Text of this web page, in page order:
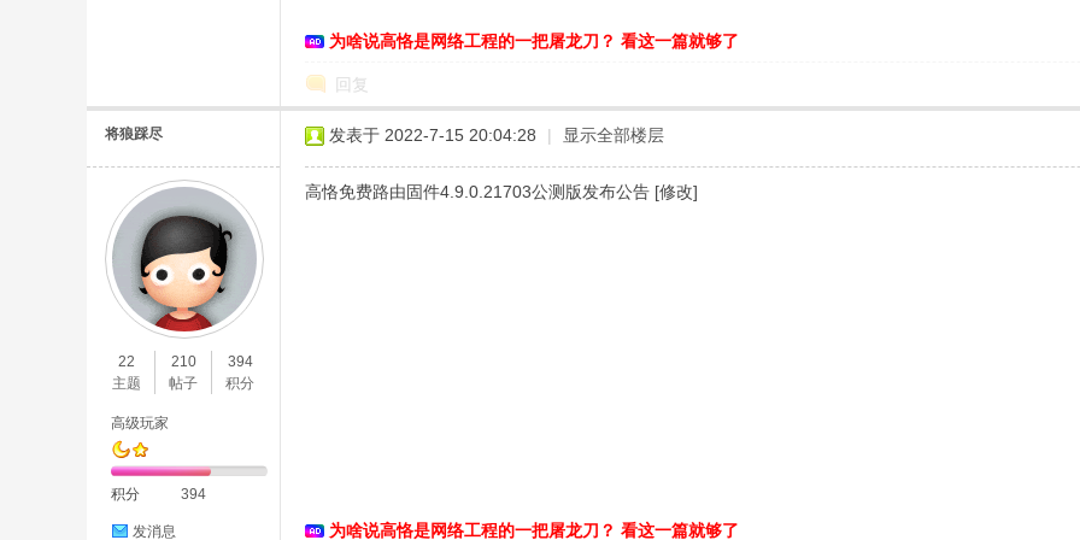
为啥说高恪是网络工程的一把屠龙刀？ 看这一篇就够了
回复
将狼踩尽
22
主题
210
帖子
394
积分
高级玩家
积分 394
发消息
发表于 2022-7-15 20:04:28 | 显示全部楼层
高恪免费路由固件4.9.0.21703公测版发布公告 [修改]
为啥说高恪是网络工程的一把屠龙刀？ 看这一篇就够了